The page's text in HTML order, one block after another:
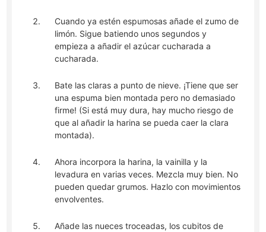
Cuando ya estén espumosas añade el zumo de
limón. Sigue batiendo unos segundos y
empieza a añadir el azúcar cucharada a
cucharada.
Bate las claras a punto de nieve. ¡Tiene que ser
una espuma bien montada pero no demasiado
firme! (Si está muy dura, hay mucho riesgo de
que al añadir la harina se pueda caer la clara
montada).
Ahora incorpora la harina, la vainilla y la
levadura en varias veces. Mezcla muy bien. No
pueden quedar grumos. Hazlo con movimientos
envolventes.
Añade las nueces troceadas, los cubitos de